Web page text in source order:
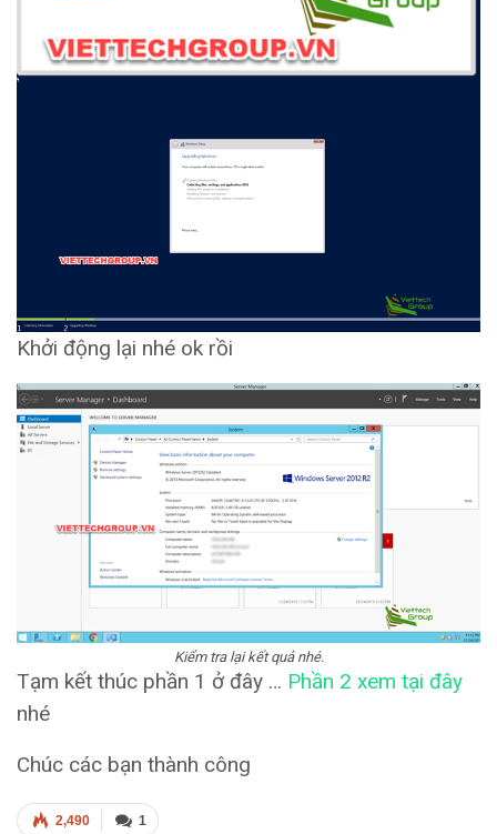
Khởi động lại nhé ok rồi
Kiểm tra lại kết quả nhé.
Tạm kết thúc phần 1 ở đây … Phần 2 xem tại đây
nhé
Chúc các bạn thành công
1
2,490